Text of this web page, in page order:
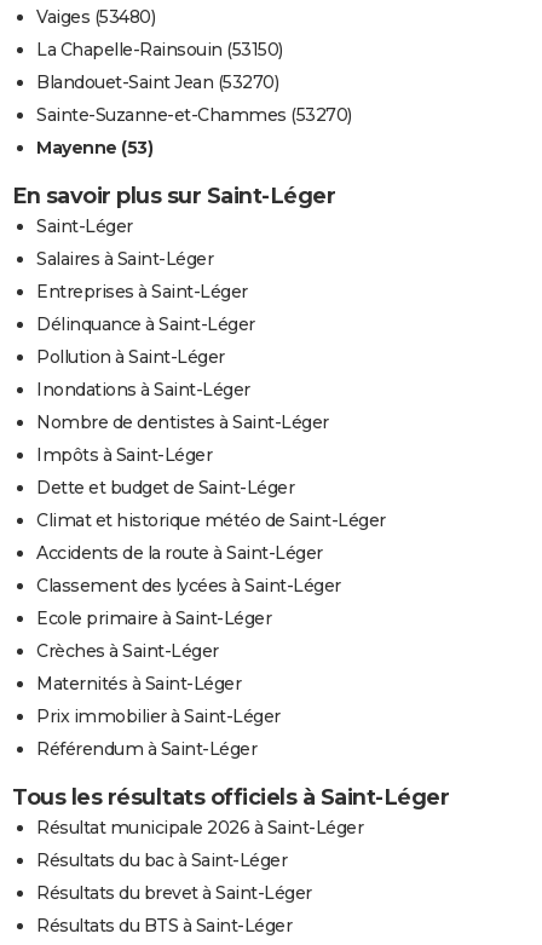
Vaiges (53480)
La Chapelle-Rainsouin (53150)
Blandouet-Saint Jean (53270)
Sainte-Suzanne-et-Chammes (53270)
Mayenne (53)
En savoir plus sur Saint-Léger
Saint-Léger
Salaires à Saint-Léger
Entreprises à Saint-Léger
Délinquance à Saint-Léger
Pollution à Saint-Léger
Inondations à Saint-Léger
Nombre de dentistes à Saint-Léger
Impôts à Saint-Léger
Dette et budget de Saint-Léger
Climat et historique météo de Saint-Léger
Accidents de la route à Saint-Léger
Classement des lycées à Saint-Léger
Ecole primaire à Saint-Léger
Crèches à Saint-Léger
Maternités à Saint-Léger
Prix immobilier à Saint-Léger
Référendum à Saint-Léger
Tous les résultats officiels à Saint-Léger
Résultat municipale 2026 à Saint-Léger
Résultats du bac à Saint-Léger
Résultats du brevet à Saint-Léger
Résultats du BTS à Saint-Léger